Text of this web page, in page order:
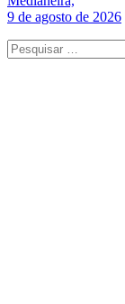
9 de agosto de 2026